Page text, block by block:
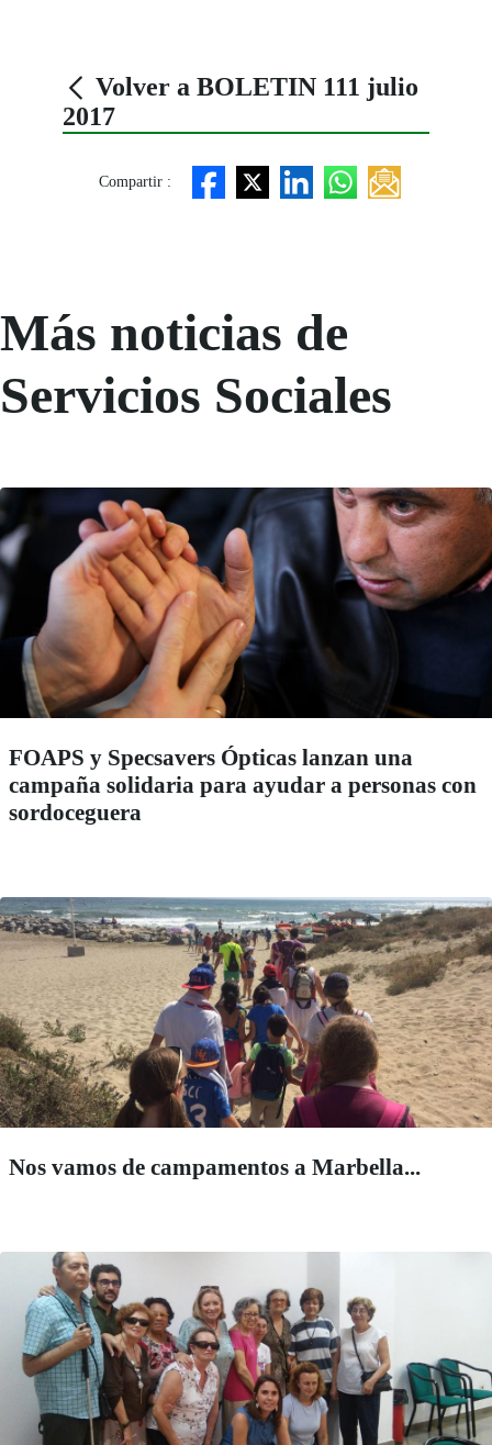
Volver a BOLETIN 111 julio
2017
Compartir :
Más noticias de
Servicios Sociales
FOAPS y Specsavers Ópticas lanzan una
campaña solidaria para ayudar a personas con
sordoceguera
Nos vamos de campamentos a Marbella...